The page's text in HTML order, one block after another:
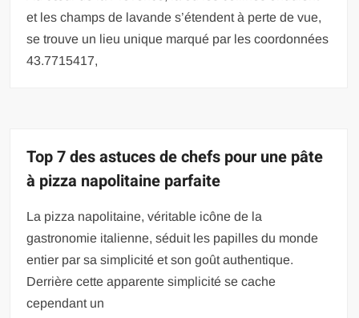
et les champs de lavande s’étendent à perte de vue,
se trouve un lieu unique marqué par les coordonnées
43.7715417,
Top 7 des astuces de chefs pour une pâte
à pizza napolitaine parfaite
La pizza napolitaine, véritable icône de la
gastronomie italienne, séduit les papilles du monde
entier par sa simplicité et son goût authentique.
Derrière cette apparente simplicité se cache
cependant un